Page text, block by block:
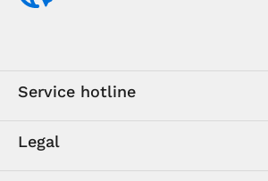
Service hotline
Legal